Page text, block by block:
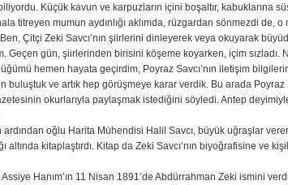
biliyordu. Küçük kavun ve karpuzların içini boşaltır, kabuklarına
titreyen mumun aydınlığı aklımda, rüzgardan sönmezdi de, o
Çitçi Zeki Savcı’nın şiirlerini dinleyerek veya okuyarak
Geçen gün, şiirlerinden birisini köşeme koyarken, içim sızladı.
hemen hayata geçirdim, Poyraz Savcı’nın iletişim
buluştuk ve artık hep görüşmeye karar verdik. Bu arada Poyraz
okurlarıyla paylaşmak istediğini söyledi. Antep
ardından oğlu Harita Mühendisi Halil Savcı, büyük uğraşlar
altında kitaplaştırdı. Kitap da Zeki Savcı’nın biyoğrafisine ve
Hanım’ın 11 Nisan 1891’de Abdürrahman Zeki ismini